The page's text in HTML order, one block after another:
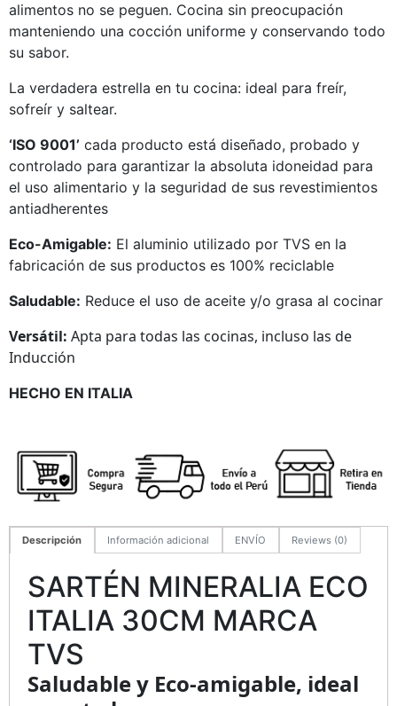
alimentos no se peguen. Cocina sin preocupación
manteniendo una cocción uniforme y conservando todo
su sabor.
La verdadera estrella en tu cocina: ideal para freír,
sofreír y saltear.
‘ISO 9001’ cada producto está diseñado, probado y
controlado para garantizar la absoluta idoneidad para
el uso alimentario y la seguridad de sus revestimientos
antiadherentes
Eco-Amigable: El aluminio utilizado por TVS en la
fabricación de sus productos es 100% reciclable
Saludable: Reduce el uso de aceite y/o grasa al cocinar
Versátil: Apta para todas las cocinas, incluso las de
Inducción
HECHO EN ITALIA
Descripción Información adicional ENVÍO Reviews (0)
SARTÉN MINERALIA ECO
ITALIA 30CM MARCA
TVS
Saludable y Eco-amigable, ideal